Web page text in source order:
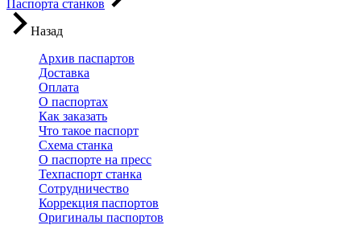
Паспорта станков
Назад
Архив паспартов
Доставка
Оплата
О паспортах
Как заказать
Что такое паспорт
Схема станка
О паспорте на пресс
Техпаспорт станка
Сотрудничество
Коррекция паспортов
Оригиналы паспортов